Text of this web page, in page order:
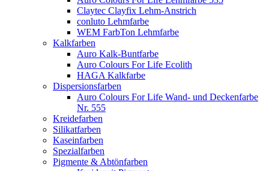
Claytec Clayfix Lehm-Anstrich
conluto Lehmfarbe
WEM FarbTon Lehmfarbe
Kalkfarben
Auro Kalk-Buntfarbe
Auro Colours For Life Ecolith
HAGA Kalkfarbe
Dispersionsfarben
Auro Colours For Life Wand- und Deckenfarbe
Nr. 555
Kreidefarben
Silikatfarben
Kaseinfarben
Spezialfarben
Pigmente & Abtönfarben